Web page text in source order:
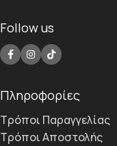
Follow us
Πληροφορίες
Τρόποι Παραγγελίας
Τρόποι Αποστολής